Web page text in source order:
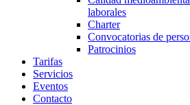
laborales
Charter
Convocatorias de
Patrocinios
Tarifas
Servicios
Eventos
Contacto